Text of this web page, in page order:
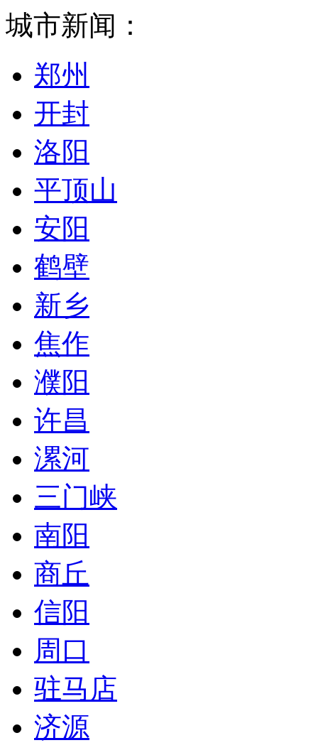
城市新闻：
郑州
开封
洛阳
平顶山
安阳
鹤壁
新乡
焦作
濮阳
许昌
漯河
三门峡
南阳
商丘
信阳
周口
驻马店
济源